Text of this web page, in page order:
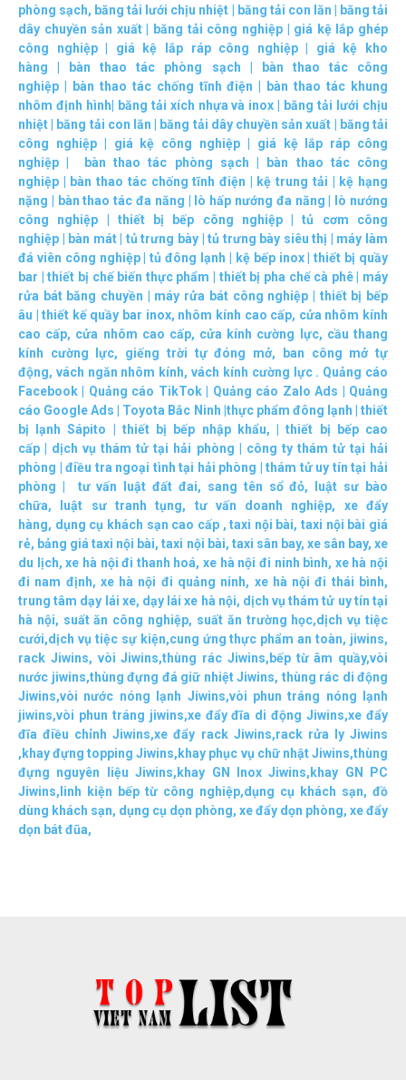
phòng sạch, băng tải lưới chịu nhiệt băng tải con lăn
băng tải
dây chuyền sản xuất| băng tải công nghiệp| giá kệ lắp ghép
công nghiệp| giá kệ lắp ráp công nghiệp| giá kệ kho
hàng
bàn thao tác phòng sạch
bàn thao tác công
nghiệp
bàn thao tác chống tĩnh điện
bàn thao tác khung
nhôm định hình
băng tải xích nhựa và inox
băng tải lưới chịu
nhiệt
băng tải con lăn băng tải dây chuyền sản xuất
băng tải
công nghiệp| giá kệ công nghiệp
giá kệ lắp ráp công
nghiệp
bàn thao tác phòng sạch
bàn thao tác công
nghiệp
bàn thao tác chống tĩnh điện kệ trung tải
kệ hạng
nặng
bàn thao tác đa năng lò hấp nướng đa năng
lò nướng
công nghiệp
thiết bị bếp công nghiệp|tủ cơm công
nghiệp
bàn mát| tủ trưng bày|tủ trưng bày siêu thị
máy làm
đá viên công nghiệp|tủ đông lạnh kệ bếp inox|thiết bị quầy
bar |thiết bị chế biến thực phẩm thiết bị pha chế cà phê| máy
rửa bát băng chuyền
máy rửa bát công nghiệp
thiết bị bếp
âu |thiết kế quầy bar inox, nhôm kính cao cấp, cửa nhôm kính
cao cấp, cửa nhôm cao cấp, cửa kính cường lực, cầu thang
kính cường lực, giếng trời tự đóng mở,
ban công mở tự
động, vách ngăn nhôm kính,vách kính cường lực. Quảng cáo
Facebook
Quảng cáo TikTok| Quảng cáo Zalo Ads
Quảng
cáo Google Ads
Toyota Bắc Ninh | thực phẩm đông lạnh |thiết
bị lạnh Sápito
thiết bị bếp nhập khẩu, |thiết bị bếp cao
cấp
dịch vụ thám tử tại hải phòng
công ty thám tử tại hải
phòng |điều tra ngoại tình tại hải phòng |thám tử uy tín tại hải
phòng
tư vấn luật đất đai, sang tên sổ đỏ,
luật sư bào
chữa, luật sư tranh tụng, tư vấn doanh nghiệp, xe đẩy
hàng, dụng cụ khách sạn cao cấp,taxi nội bài,taxi nội bài giá
rẻ, bảng giá taxi nội bài,taxi nội bài, taxi sân bay, xe sân bay,xe
du lịch,xe hà nội đi thanh hoá, xe hà nội đi ninh bình, xe hà nội
đi nam định, xe hà nội đi quảng ninh, xe hà nội đi thái bình,
trung tâm dạy lái xe, dạy lái xe hà nội, dịch vụ thám tử uy tín tại
hà nội, suất ăn công nghiệp, suất ăn trường học,dịch vụ tiệc
cưới,dịch vụ tiệc sự kiện,cung ứng thực phẩm an toàn, jiwins,
rack Jiwins, vòi Jiwins,thùng rác Jiwins,bếp từ âm quầy,vòi
nước jiwins,thùng đựng đá giữ nhiệt Jiwins, thùng rác di động
Jiwins,vòi nước nóng lạnh Jiwins,vòi phun tráng nóng lạnh
jiwins,vòi phun tráng jiwins,xe đẩy đĩa di động Jiwins,xe đẩy
đĩa điều chỉnh Jiwins,xe đẩy rack Jiwins,rack rửa ly Jiwins
, khay đựng topping Jiwins, khay phục vụ chữ nhật Jiwins,thùng
đựng nguyên liệu Jiwins, khay GN Inox Jiwins, khay GN PC
Jiwins, linh kiện bếp từ công nghiệp,dụng cụ khách sạn, đồ
dùng khách sạn, dụng cụ dọn phòng, xe đẩy dọn phòng, xe đẩy
dọn bát đũa,